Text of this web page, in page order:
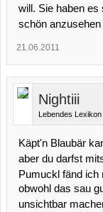
will. Sie haben
schön anzusehen
21.06.2011
Nightiii
Lebendes Lexikon
Käpt'n Blaubär
aber du darfst
Pumuckl fänd ich
obwohl das sau
unsichtbar